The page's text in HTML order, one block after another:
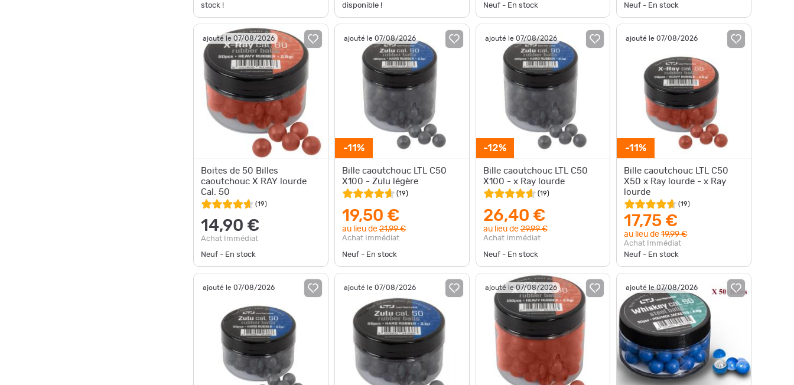
stock !
disponible !
Neuf - En stock Neuf - En stock
ajouté le 07/08/2026
Boites de 50 Billes
caoutchouc X RAY lourde
Cal. 50
(19)
14,90 €
Achat Immédiat
Neuf - En stock
ajouté le 07/08/2026
-11%
Bille caoutchouc LTL C50
X100 - Zulu légère
(19)
19,50 €
au lieu de21,99 €
Achat Immédiat
Neuf - En stock
ajouté le 07/08/2026
-12%
Bille caoutchouc LTL C50
X100 - x Ray lourde
(19)
26,40 €
au lieu de29,99 €
Achat Immédiat
Neuf - En stock
ajouté le 07/08/2026
-11%
Bille caoutchouc LTL C50
X50 x Ray lourde - x Ray
lourde
(19)
17,75 €
au lieu de19,99 €
Achat Immédiat
Neuf - En stock
ajouté le 07/08/2026 ajouté le 07/08/2026 ajouté le 07/08/2026 ajouté le 07/08/2026